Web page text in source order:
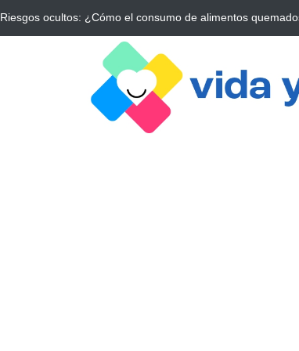
Ayuno Digital: La Estrategia Esencial para Mejorar tu